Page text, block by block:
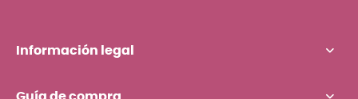
Información legal